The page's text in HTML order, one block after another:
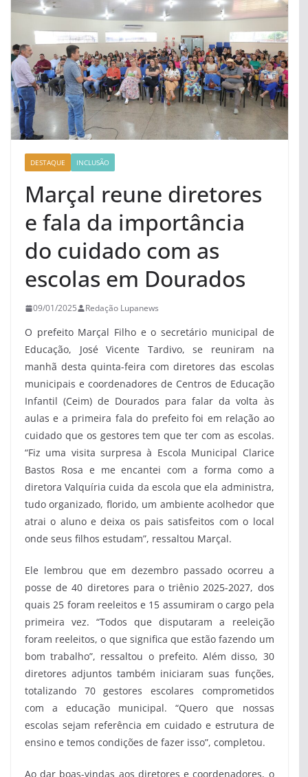
DESTAQUE INCLUSÃO
Marçal reune diretores
e fala da importância
do cuidado com as
escolas em Dourados
09/01/2025 Redação Lupanews
O prefeito Marçal Filho e o secretário municipal de
Educação, José Vicente Tardivo, se reuniram na
manhã desta quinta-feira com diretores das escolas
municipais e coordenadores de Centros de Educação
Infantil (Ceim) de Dourados para falar da volta às
aulas e a primeira fala do prefeito foi em relação ao
cuidado que os gestores tem que ter com as escolas.
“Fiz uma visita surpresa à Escola Municipal Clarice
Bastos Rosa e me encantei com a forma como a
diretora Valquíria cuida da escola que ela administra,
tudo organizado, florido, um ambiente acolhedor que
atrai o aluno e deixa os pais satisfeitos com o local
onde seus filhos estudam”, ressaltou Marçal.
Ele lembrou que em dezembro passado ocorreu a
posse de 40 diretores para o triênio 2025-2027, dos
quais 25 foram reeleitos e 15 assumiram o cargo pela
primeira vez. “Todos que disputaram a reeleição
foram reeleitos, o que significa que estão fazendo um
bom trabalho”, ressaltou o prefeito. Além disso, 30
diretores adjuntos também iniciaram suas funções,
totalizando 70 gestores escolares comprometidos
com a educação municipal. “Quero que nossas
escolas sejam referência em cuidado e estrutura de
ensino e temos condições de fazer isso”, completou.
Ao dar boas-vindas aos diretores e coordenadores, o